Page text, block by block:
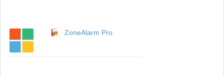
ZoneAlarm Pro